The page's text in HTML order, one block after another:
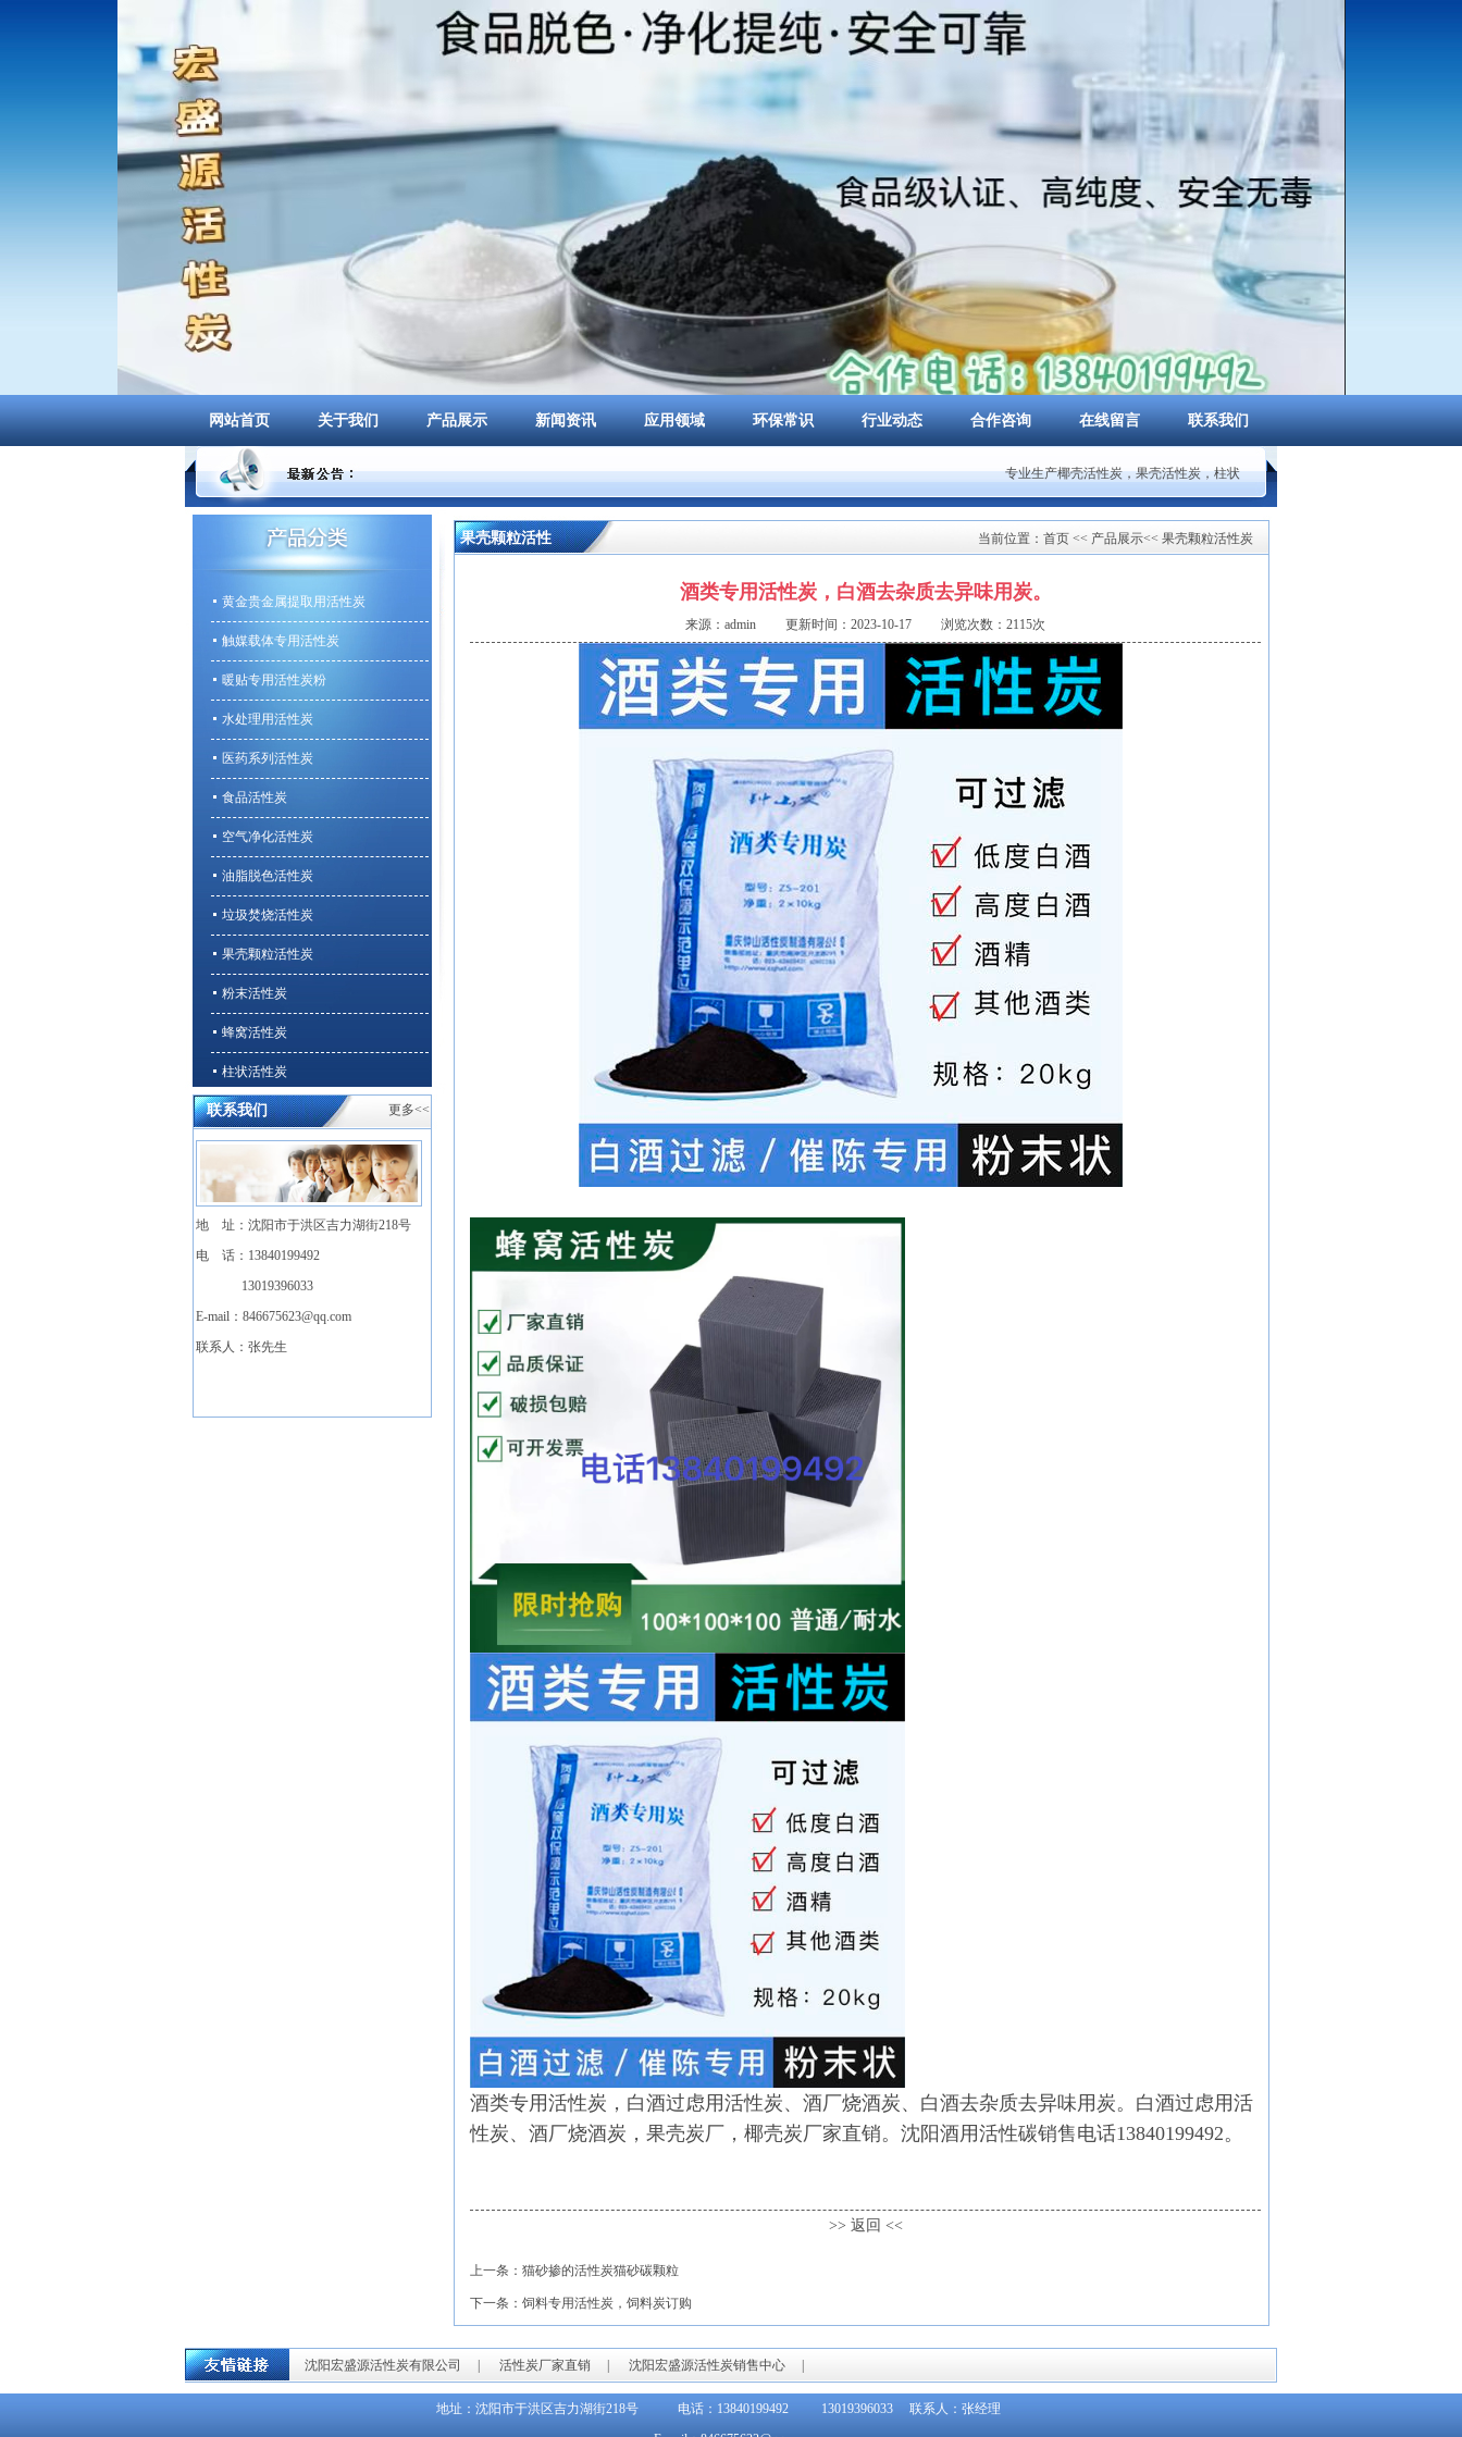
网站首页 关于我们 产品展示 新闻资讯 应用领域 环保常识 行业动态 合作咨询 在线留言 联系我们
专业生产椰壳活性炭，果壳活性炭，柱状活性炭，煤质粉状活性炭，蜂窝状活性
黄金贵金属提取用活性炭
触媒载体专用活性炭
暖贴专用活性炭粉
水处理用活性炭
医药系列活性炭
食品活性炭
空气净化活性炭
油脂脱色活性炭
垃圾焚烧活性炭
果壳颗粒活性炭
粉末活性炭
蜂窝活性炭
柱状活性炭
石英砂、无烟煤
溶剂回收/VOCs净化专用活性炭
联系我们 更多<<
地 址：沈阳市于洪区吉力湖街218号
电 话：13840199492
13019396033
E-mail： 846675623@qq.com
联系人：张先生
果壳颗粒活性
当前位置： 首页 << 产品展示<< 果壳颗粒活性炭
酒类专用活性炭，白酒去杂质去异味用炭。
来源：admin 更新时间：2023-10-17 浏览次数：2115次
酒类专用活性炭，白酒过虑用活性炭、酒厂烧酒炭、白酒去杂质去异味用炭。白酒过虑用活
性炭、酒厂烧酒炭，果壳炭厂，椰壳炭厂家直销。沈阳酒用活性碳销售电话13840199492。
>> 返回 <<
上一条： 猫砂掺的活性炭猫砂碳颗粒
下一条： 饲料专用活性炭，饲料炭订购
沈阳宏盛源活性炭有限公司 活性炭厂家直销 沈阳宏盛源活性炭销售中心
地址：沈阳市于洪区吉力湖街218号 电话：13840199492 13019396033 联系人：张经理